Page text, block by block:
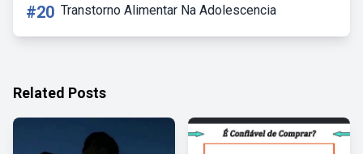
#20 Transtorno Alimentar Na Adolescencia
Related Posts